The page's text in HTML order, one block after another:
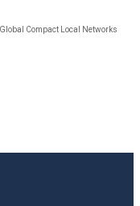
Compact Local Networks